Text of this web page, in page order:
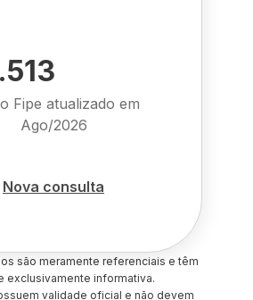
Fipe atualizado em
Ago/2026
Nova consulta
são meramente referenciais e têm
exclusivamente informativa.
validade oficial e não devem